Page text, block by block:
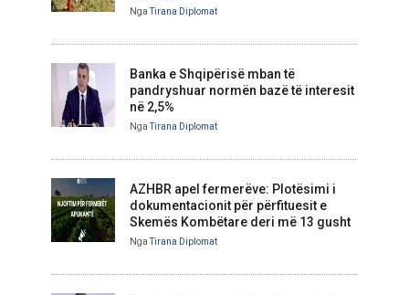
NgaTirana Diplomat
Banka e Shqipërisë mban të
pandryshuar normën bazë të interesit
në 2,5%
NgaTirana Diplomat
AZHBR apel fermerëve: Plotësimi i
dokumentacionit për përfituesit e
Skemës Kombëtare deri më 13 gusht
NgaTirana Diplomat